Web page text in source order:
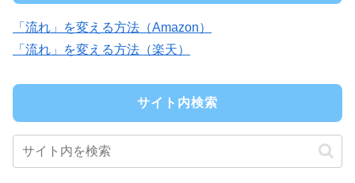
「流れ」を変える方法（Amazon）
「流れ」を変える方法（楽天）
サイト内検索